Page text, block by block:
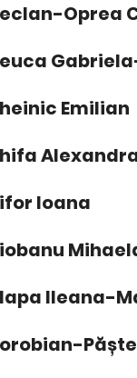
Oprea
Emilian
Ioana
Ileana-